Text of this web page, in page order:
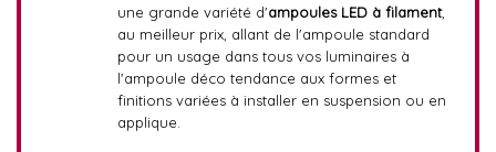
une grande variété d'ampoules LED à filament,
au meilleur prix, allant de l'ampoule standard
pour un usage dans tous vos luminaires à
l'ampoule déco tendance aux formes et
finitions variées à installer en suspension ou en
applique.